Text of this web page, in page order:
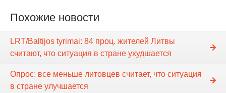
Похожие новости
LRT/Baltijos tyrimai: 84 проц. жителей Литвы
считают, что ситуация в стране ухудшается
Опрос: все меньше литовцев считает, что ситуация
в стране улучшается